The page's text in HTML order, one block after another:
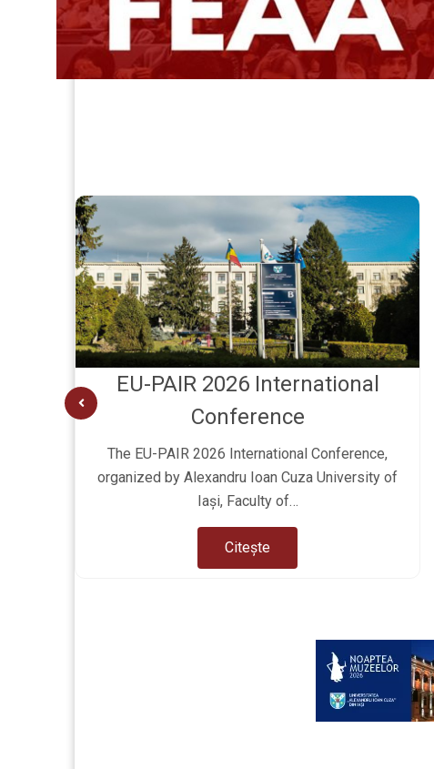
EU-PAIR 2026 International
Conference
The EU-PAIR 2026 International Conference,
organized by Alexandru Ioan Cuza University of
Iași, Faculty of…
Citește